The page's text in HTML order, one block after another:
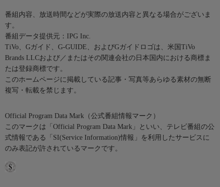
番組内容、放送時間などが実際の放送内容と異なる場合がございま
す。
番組データ提供元：IPG Inc.
TiVo、Gガイド、G-GUIDE、およびGガイドロゴは、米国TiVo
Brands LLCおよび／またはその関連会社の日本国内における商標ま
たは登録商標です。
このホームページに掲載している記事・写真等あらゆる素材の無断
複写・転載を禁じます。
Official Program Data Mark（公式番組情報マーク）
このマークは「Official Program Data Mark」といい、テレビ番組の公
式情報である「SI(Service Information)情報」を利用したサービスに
のみ表記が許されているマークです。